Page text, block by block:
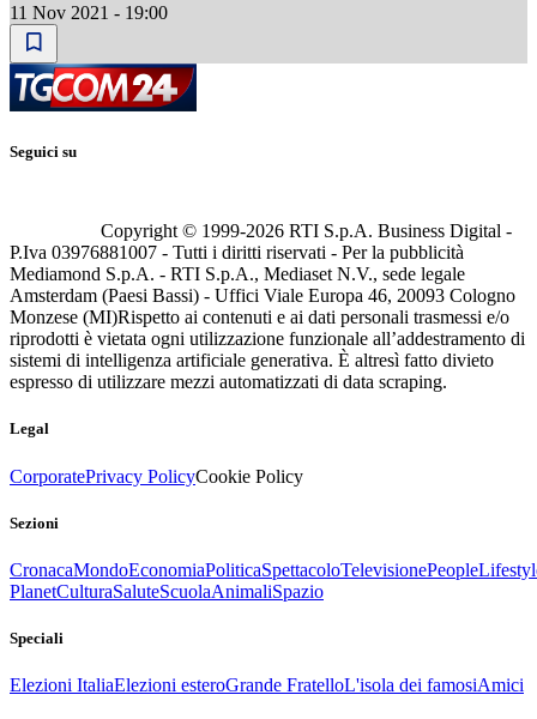
11 Nov 2021 - 19:00
Seguici su
Copyright © 1999-2026 RTI S.p.A. Business Digital -
P.Iva 03976881007 - Tutti i diritti riservati - Per la pubblicità
Mediamond S.p.A. - RTI S.p.A., Mediaset N.V., sede legale
Amsterdam (Paesi Bassi) - Uffici Viale Europa 46, 20093 Cologno
Monzese (MI)Rispetto ai contenuti e ai dati personali trasmessi e/o
riprodotti è vietata ogni utilizzazione funzionale all’addestramento di
sistemi di intelligenza artificiale generativa. È altresì fatto divieto
espresso di utilizzare mezzi automatizzati di data scraping.
Legal
CorporatePrivacy PolicyCookie Policy
Sezioni
CronacaMondoEconomiaPoliticaSpettacoloTelevisionePeople
PlanetCulturaSaluteScuolaAnimaliSpazio
Speciali
Elezioni ItaliaElezioni esteroGrande FratelloL'isola dei famosiAmici